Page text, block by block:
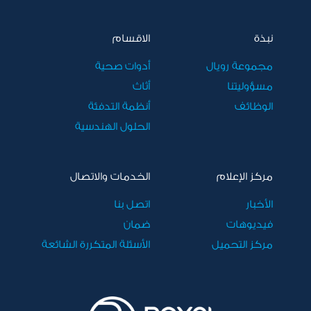
نبذة
مجموعة رويال
مسؤوليتنا
الوظائف
الاقسام
أدوات صحية
أثاث
أنظمة التدفئة
الحلول الهندسية
مركز الإعلام
الأخبار
فيديوهات
مركز التحميل
الخدمات والاتصال
اتصل بنا
ضمان
الأسئلة المتكررة الشائعة